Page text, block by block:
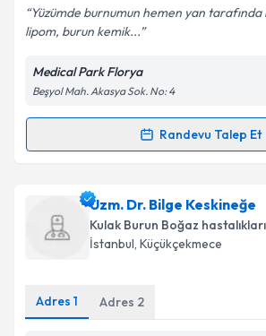
Kişisel verilerimin işlenmesine
Metni'ni okudum ve kişisel
kapsamda işlenmesini kabul
Yüzümde burnumun hemen yan tarafında
lipom, burun kemik...
Medical Park Florya
Beşyol Mah. Akasya Sok. No: 4
Randevu Talep Et
Randevu Takvimi Talebi
Doç. Dr. Erdal Sakallıiçin randevu
oluşturun. Size bu uzmandan randevu
takvim hazırlandığında e-posta ile
Uzm. Dr. Bilge Keskineğe
Kulak Burun Boğaz
İstanbul, Küçükçekmece
Adres 1 Adres 2